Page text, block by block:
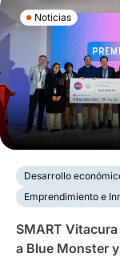
Noticias
Desarrollo
Emprendimiento e
SMART
a Blue Monster